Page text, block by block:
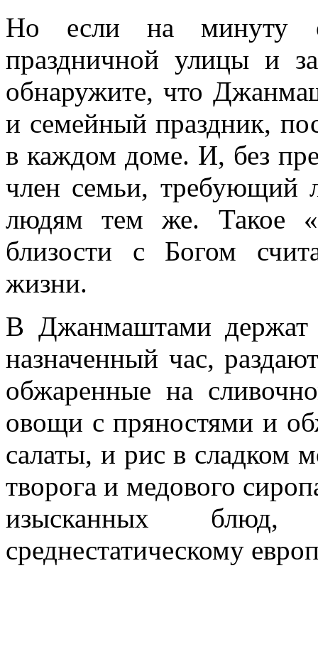
Но если на минуту
праздничной улицы и
обнаружите, что
и семейный праздник,
в каждом доме. И, без
член семьи, требующий
людям тем же. Такое
близости с Богом
жизни.
В Джанмаштами держат
назначенный час,
обжаренные на
овощи с пряностями и
салаты, и рис в сладком
творога и медового
изысканных блюд,
среднестатическому